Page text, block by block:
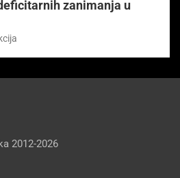
zanimanja u
2012-2026